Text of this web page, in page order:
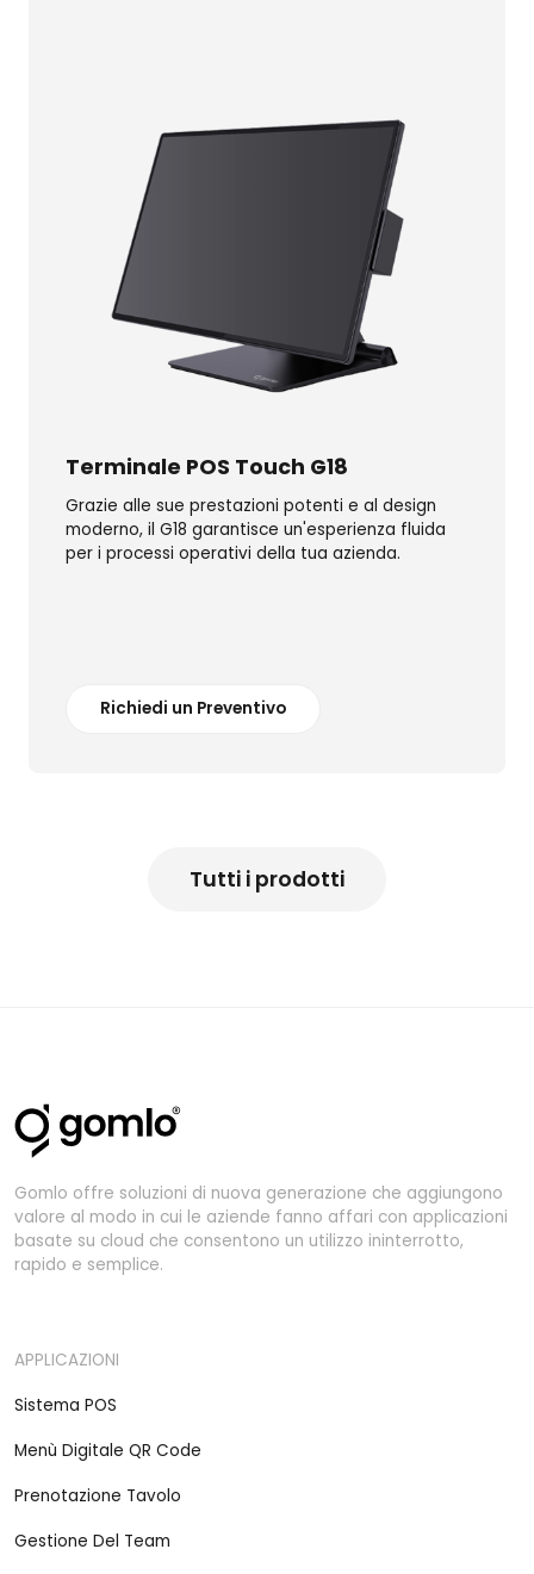
Terminale POS Touch G18
Grazie alle sue prestazioni potenti e al design
moderno, il G18 garantisce un'esperienza fluida
per i processi operativi della tua azienda.
Richiedi un Preventivo
Tutti i prodotti
Gomlo offre soluzioni di nuova generazione che aggiungono
valore al modo in cui le aziende fanno affari con applicazioni
basate su cloud che consentono un utilizzo ininterrotto,
rapido e semplice.
APPLICAZIONI
Sistema POS
Menù Digitale QR Code
Prenotazione Tavolo
Gestione Del Team